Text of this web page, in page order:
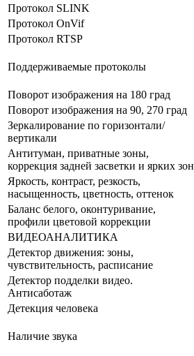
Протокол SLINK
Протокол OnVif
Протокол RTSP
Поддерживаемые протоколы
Поворот изображения на 180 град
Поворот изображения на 90, 270 град
Зеркалирование по горизонтали/
вертикали
Антитуман, приватные зоны,
коррекция задней засветки и ярких зон
Яркость, контраст, резкость,
насыщенность, цветность, оттенок
Баланс белого, оконтуривание,
профили цветовой коррекции
ВИДЕОАНАЛИТИКА
Детектор движения: зоны,
чувствительность, расписание
Детектор подделки видео.
Антисаботаж
Детекция человека
Наличие звука